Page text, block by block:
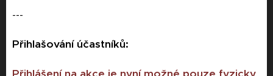
---
Přihlašování účastníků: